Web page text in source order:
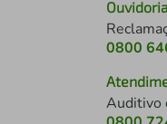
Ouvidoria
0800
Auditivo